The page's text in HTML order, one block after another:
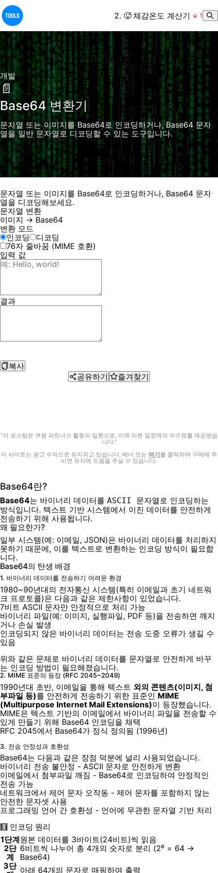
2. 🥵 체감온도 계산기 1
개발
📄
Base64 변환기
문자열 또는 이미지를 Base64로 인코딩하거나, Base64 문자
열을 일반 문자열로 디코딩할 수 있는 도구입니다.
문자열 또는 이미지를 Base64로 인코딩하거나, Base64 문자
열을 디코딩해보세요.
문자열 변환
이미지 → Base64
변환 모드
인코딩
디코딩
76자 줄바꿈 (MIME 호환)
입력 값
결과
복사
공유하기
즐겨찾기
"이 포스팅은 쿠팡 파트너스 활동의 일환으로, 이에 따른 일정액의 수수료를 제공받습
니다."
이 사이트는 광고 수익으로 유지되고 있습니다. 배너 또는 여기를 클릭하여 구매해 주
시면 유지에 도움을 주실 수 있습니다.
Base64란?
Base64는 바이너리 데이터를 ASCII 문자열로 인코딩하는
방식입니다. 텍스트 기반 시스템에서 이진 데이터를 안전하게
전송하기 위해 사용됩니다.
왜 필요한가?
일부 시스템(예: 이메일, JSON)은 바이너리 데이터를 처리하지
못하기 때문에, 이를 텍스트로 변환하는 인코딩 방식이 필요합
니다.
Base64의 탄생 배경
1. 바이너리 데이터를 전송하기 어려운 환경
1980~90년대의 전자통신 시스템(특히 이메일과 초기 네트워
크 프로토콜)은 다음과 같은 제한사항이 있었습니다.
7비트 ASCII 문자만 안정적으로 처리 가능
바이너리 파일(예: 이미지, 실행파일, PDF 등)을 전송하면 깨지
거나 손실 발생
인코딩되지 않은 바이너리 데이터는 전송 도중 오류가 생길 수
있음
위와 같은 문제로 바이너리 데이터를 문자열로 안전하게 바꾸
는 인코딩 방법이 필요해졌습니다.
2. MIME 표준의 등장 (RFC 2045~2049)
1990년대 초반, 이메일을 통해 텍스트 외의 콘텐츠(이미지, 첨
부파일 등)를 안전하게 전송하기 위한 표준인 MIME
(Multipurpose Internet Mail Extensions)이 등장했습니다.
MIME은 텍스트 기반의 이메일에서 바이너리 파일을 전송할 수
있게 만들기 위해 Base64 인코딩을 채택
RFC 2045에서 Base64가 정식 정의됨 (1996년)
3. 전송 안정성과 호환성
Base64는 다음과 같은 장점 덕분에 널리 사용되었습니다.
바이너리 전송 불안정 - ASCII 문자로 안전하게 변환
이메일에서 첨부파일 깨짐 - Base64로 인코딩하여 안정적인
전송 가능
네트워크에서 제어 문자 오작동 - 제어 문자를 포함하지 않는
안전한 문자셋 사용
프로그래밍 언어 간 호환성 - 언어에 무관한 문자열 기반 처리
🧮 인코딩 원리
1단계원본 데이터를 3바이트(24비트)씩 읽음
2단
계
6비트씩 나누어 총 4개의 숫자로 분리 (2⁶ = 64 →
Base64)
3단 아래 64개의 문자로 매핑하여 출력